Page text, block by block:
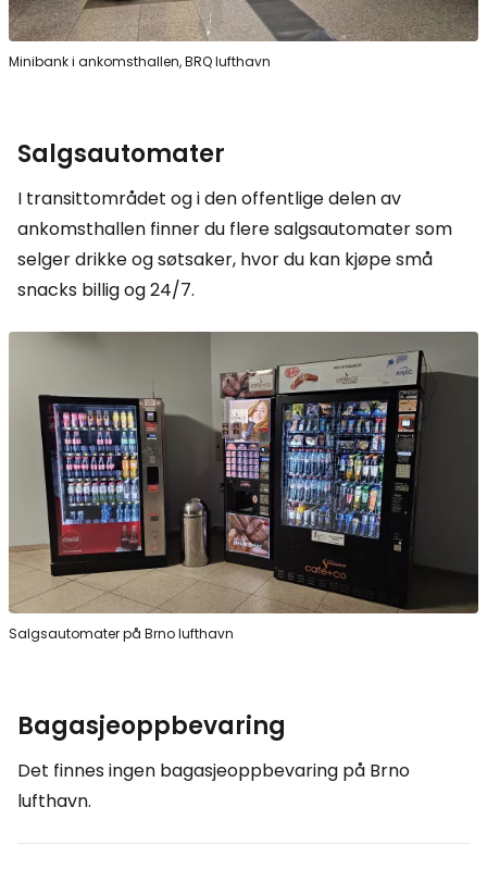
Minibank i ankomsthallen, BRQ lufthavn
Salgsautomater
I transittområdet og i den offentlige delen av
ankomsthallen finner du flere salgsautomater som
selger drikke og søtsaker, hvor du kan kjøpe små
snacks billig og 24/7.
Salgsautomater på Brno lufthavn
Bagasjeoppbevaring
Det finnes ingen bagasjeoppbevaring på Brno
lufthavn.